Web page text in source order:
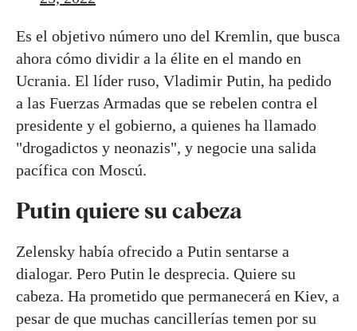
Es el objetivo número uno del Kremlin, que busca
ahora cómo dividir a la élite en el mando en
Ucrania. El líder ruso, Vladimir Putin, ha pedido
a las Fuerzas Armadas que se rebelen contra el
presidente y el gobierno, a quienes ha llamado
"drogadictos y neonazis", y negocie una salida
pacífica con Moscú.
Putin quiere su cabeza
Zelensky había ofrecido a Putin sentarse a
dialogar. Pero Putin le desprecia. Quiere su
cabeza. Ha prometido que permanecerá en Kiev, a
pesar de que muchas cancillerías temen por su